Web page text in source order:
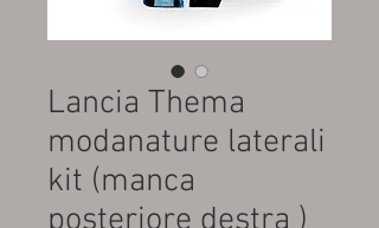
Lancia Thema
modanature laterali
kit (manca